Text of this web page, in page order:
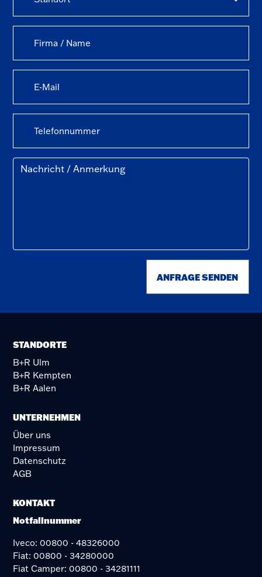
ANFRAGE SENDEN
STANDORTE
B+R Ulm
B+R Kempten
B+R Aalen
UNTERNEHMEN
Über uns
Impressum
Datenschutz
AGB
KONTAKT
Notfallnummer
Iveco: 00800 - 48326000
Fiat: 00800 - 34280000
Fiat Camper: 00800 - 34281111